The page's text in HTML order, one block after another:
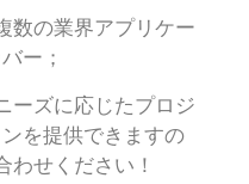
数の業界アプリケー
ー；
ーズに応じたプロジ
を提供できますの
わせください！